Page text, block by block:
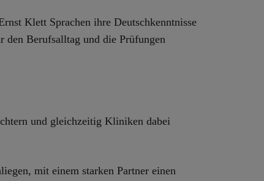
Klett Sprachen ihre Deutschkenntnisse
Berufsalltag und die Prüfungen
und gleichzeitig Kliniken dabei
mit einem starken Partner einen